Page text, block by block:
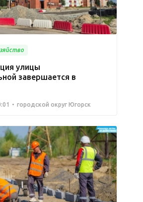
улицы
завершается в
городской округ Югорск